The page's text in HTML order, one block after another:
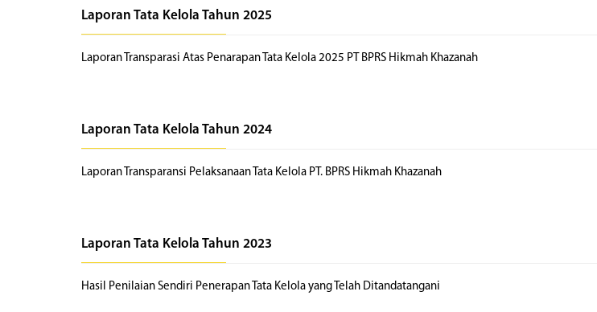
Laporan Tata Kelola Tahun 2025
Laporan Transparasi Atas Penarapan Tata Kelola 2025 PT BPRS Hikmah Khazanah
Laporan Tata Kelola Tahun 2024
Laporan Transparansi Pelaksanaan Tata Kelola PT. BPRS Hikmah Khazanah
Laporan Tata Kelola Tahun 2023
Hasil Penilaian Sendiri Penerapan Tata Kelola yang Telah Ditandatangani